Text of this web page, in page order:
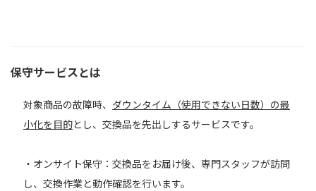
保守サービスとは
対象商品の故障時、 ダウンタイム（使用できない日数）の最
小化を目的とし、交換品を先出しするサービスです。
・オンサイト保守：交換品をお届け後、専門スタッフが訪問
し、交換作業と動作確認を行います。